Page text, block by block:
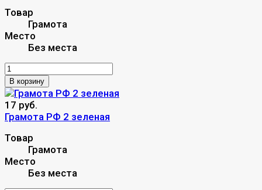
Товар
Грамота
Место
Без места
В корзину
17 руб.
Грамота РФ 2 зеленая
Товар
Грамота
Место
Без места